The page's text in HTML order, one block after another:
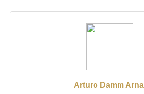
Arturo Damm Arnal